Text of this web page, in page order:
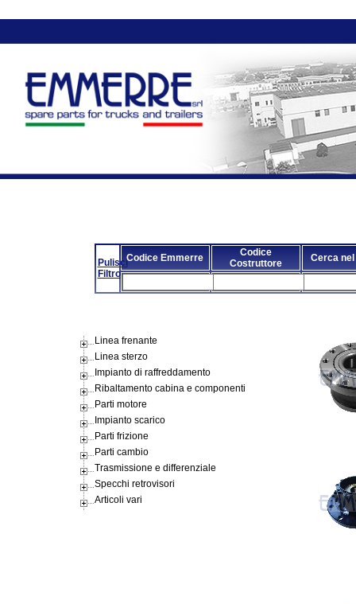
Pulisci
Filtro
Codice Emmerre
Codice
Costruttore
Cerca nel
Linea frenante
Linea sterzo
Impianto di raffreddamento
Ribaltamento cabina e componenti
Parti motore
Impianto scarico
Parti frizione
Parti cambio
Trasmissione e differenziale
Specchi retrovisori
Articoli vari